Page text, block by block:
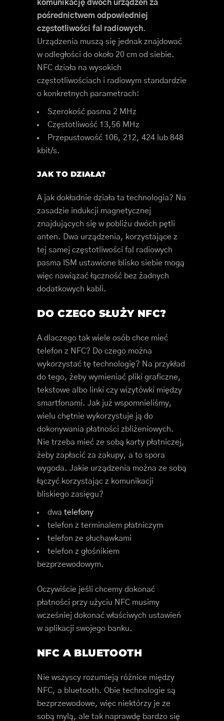
komunikację dwóch urządzeń za
pośrednictwem odpowiedniej
częstotliwości fal radiowych.
Urządzenia muszą się jednak znajdować
w odległości do około 20 cm od siebie.
NFC działa na wysokich
częstotliwościach i radiowym standardzie
o konkretnych parametrach:
Szerokość pasma 2 MHz
Częstotliwość 13,56 MHz
Przepustowość 106, 212, 424 lub 848
kbit/s.
JAK TO DZIAŁA?
A jak dokładnie działa ta technologia? Na
zasadzie indukcji magnetycznej
znajdujących się w pobliżu dwóch pętli
anten. Dwa urządzenia, korzystające z
tej samej częstotliwości fal radiowych
pasma ISM ustawione blisko siebie mogą
więc nawiązać łączność bez żadnych
dodatkowych kabli.
DO CZEGO SŁUŻY NFC?
A dlaczego tak wiele osób chce mieć
telefon z NFC? Do czego można
wykorzystać tę technologię? Na przykład
do tego, żeby wymieniać pliki graficzne,
tekstowe albo linki czy wizytówki między
smartfonami. Jak już wspomnieliśmy,
wielu chętnie wykorzystuje ją do
dokonywania płatności zbliżeniowych.
Nie trzeba mieć ze sobą karty płatniczej,
żeby zapłacić za zakupy, a to spora
wygoda. Jakie urządzenia można ze sobą
łączyć korzystając z komunikacji
bliskiego zasięgu?
dwa telefony
telefon z terminalem płatniczym
telefon ze słuchawkami
telefon z głośnikiem
bezprzewodowym.
Oczywiście jeśli chcemy dokonać
płatności przy użyciu NFC musimy
wcześniej dokonać właściwych ustawień
w aplikacji swojego banku.
NFC A BLUETOOTH
Nie wszyscy rozumieją różnice między
NFC, a bluetooth. Obie technologie są
bezprzewodowe, więc niektórzy je ze
sobą mylą, ale tak naprawdę bardzo się